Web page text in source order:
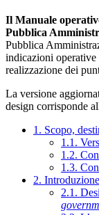
Il Manuale
Pubblica
Pubblica
indicazioni operative
realizzazione dei
La versione
design corrisponde
1. Scopo,
1.1.
1.2.
1.3.
2.
2.1.